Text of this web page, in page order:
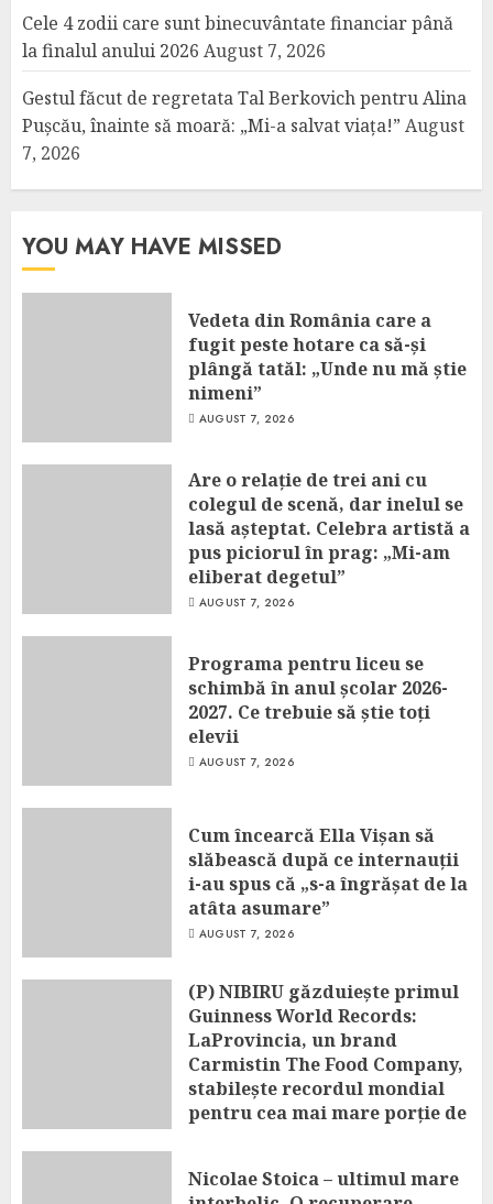
Cele 4 zodii care sunt binecuvântate financiar până
la finalul anului 2026 August 7, 2026
Gestul făcut de regretata Tal Berkovich pentru Alina
Pușcău, înainte să moară: „Mi-a salvat viața!” August
7, 2026
YOU MAY HAVE MISSED
Vedeta din România care a
fugit peste hotare ca să-și
plângă tatăl: „Unde nu mă știe
nimeni”
AUGUST 7, 2026
Are o relație de trei ani cu
colegul de scenă, dar inelul se
lasă așteptat. Celebra artistă a
pus piciorul în prag: „Mi-am
eliberat degetul”
AUGUST 7, 2026
Programa pentru liceu se
schimbă în anul școlar 2026-
2027. Ce trebuie să știe toți
elevii
AUGUST 7, 2026
Cum încearcă Ella Vișan să
slăbească după ce internauții
i-au spus că „s-a îngrășat de la
atâta asumare”
AUGUST 7, 2026
(P) NIBIRU găzduiește primul
Guinness World Records:
LaProvincia, un brand
Carmistin The Food Company,
stabilește recordul mondial
pentru cea mai mare porție de
AUGUST 7, 2026
Nicolae Stoica – ultimul mare